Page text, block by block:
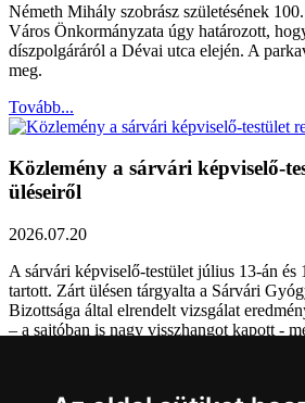
Németh Mihály szobrász születésének
Város Önkormányzata úgy határozott,
díszpolgáráról a Dévai utca elején. A
meg.
Tovább...
Közlemény a sárvári képviselő-
üléseiről
2026.07.20
A sárvári képviselő-testület július 13-án
tartott. Zárt ülésen tárgyalta a Sárvári
Bizottsága által elrendelt vizsgálat
– a sajtóban is nagy visszhangot kapott -